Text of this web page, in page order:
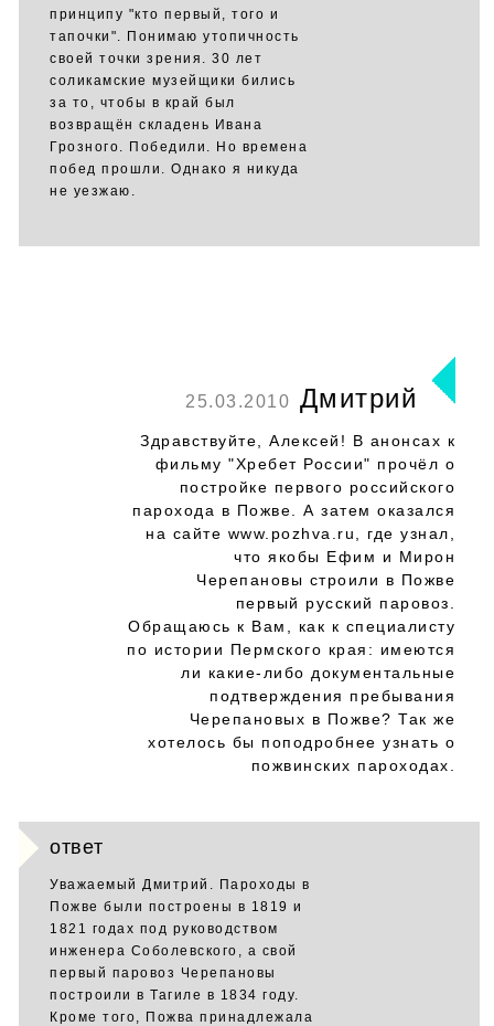
принципу "кто первый, того и
тапочки". Понимаю утопичность
своей точки зрения. 30 лет
соликамские музейщики бились
за то, чтобы в край был
возвращён складень Ивана
Грозного. Победили. Но времена
побед прошли. Однако я никуда
не уезжаю.
25.03.2010 Дмитрий
Здравствуйте, Алексей! В анонсах к
фильму "Хребет России" прочёл о
постройке первого российского
парохода в Пожве. А затем оказался
на сайте www.pozhva.ru, где узнал,
что якобы Ефим и Мирон
Черепановы строили в Пожве
первый русский паровоз.
Обращаюсь к Вам, как к специалисту
по истории Пермского края: имеются
ли какие-либо документальные
подтверждения пребывания
Черепановых в Пожве? Так же
хотелось бы поподробнее узнать о
пожвинских пароходах.
ответ
Уважаемый Дмитрий. Пароходы в
Пожве были построены в 1819 и
1821 годах под руководством
инженера Соболевского, а свой
первый паровоз Черепановы
построили в Тагиле в 1834 году.
Кроме того, Пожва принадлежала